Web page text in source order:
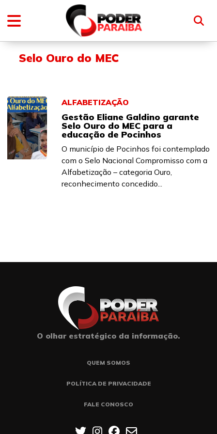
Selo Ouro do MEC
ALFABETIZAÇÃO
Gestão Eliane Galdino garante
Selo Ouro do MEC para a
educação de Pocinhos
O município de Pocinhos foi contemplado
com o Selo Nacional Compromisso com a
Alfabetização – categoria Ouro,
reconhecimento concedido...
O olhar estratégico da informação.
QUEM SOMOS
POLÍTICA DE PRIVACIDADE
FALE CONOSCO